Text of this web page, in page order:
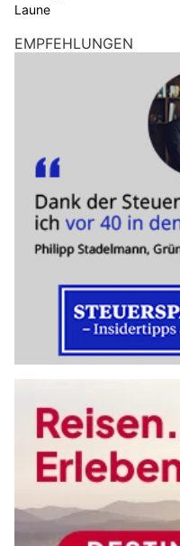
Laune
EMPFEHLUNGEN